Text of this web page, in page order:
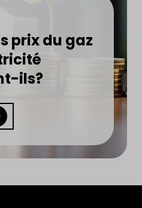
prix du gaz
ils?